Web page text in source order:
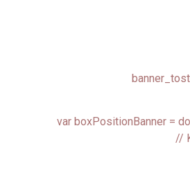
var boxPositionBanner =
//